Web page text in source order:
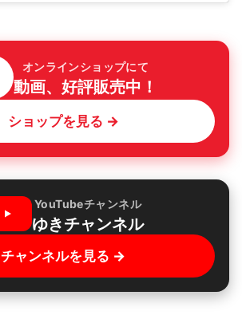
オンラインショップにて
動画、好評販売中！
ショップを見る →
YouTubeチャンネル
ゆきチャンネル
チャンネルを見る →